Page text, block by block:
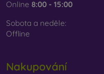
Online 8:00 - 15:00
Sobota a neděle:
Offline
Nakupování